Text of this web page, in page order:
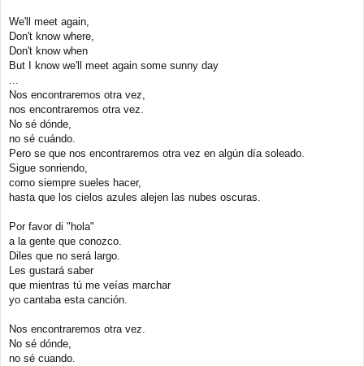
We'll meet again,
Don't know where,
Don't know when
But I know we'll meet again some sunny day
...
Nos encontraremos otra vez,
nos encontraremos otra vez.
No sé dónde,
no sé cuándo.
Pero se que nos encontraremos otra vez en algún día soleado.
Sigue sonriendo,
como siempre sueles hacer,
hasta que los cielos azules alejen las nubes oscuras.
Por favor di "hola"
a la gente que conozco.
Diles que no será largo.
Les gustará saber
que mientras tú me veías marchar
yo cantaba esta canción.
Nos encontraremos otra vez.
No sé dónde,
no sé cuando.